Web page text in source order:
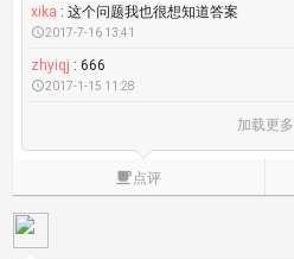
xika : 这个问题我也很想知道答案
2017-7-16 13:41
zhyiqj : 666
2017-1-15 11:28
加载更多
点评